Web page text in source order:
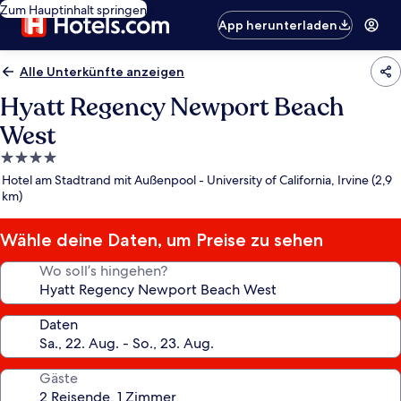
Zum Hauptinhalt springen
App herunterladen
Alle Unterkünfte anzeigen
Hyatt Regency Newport Beach
West
4.0-
Sterne-
Unterkunft
Hotel am Stadtrand mit Außenpool - University of California, Irvine (2,9
km)
Wähle deine Daten, um Preise zu sehen
Wo soll’s hingehen?
Daten
Gäste